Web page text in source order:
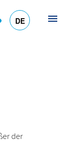
DE
der